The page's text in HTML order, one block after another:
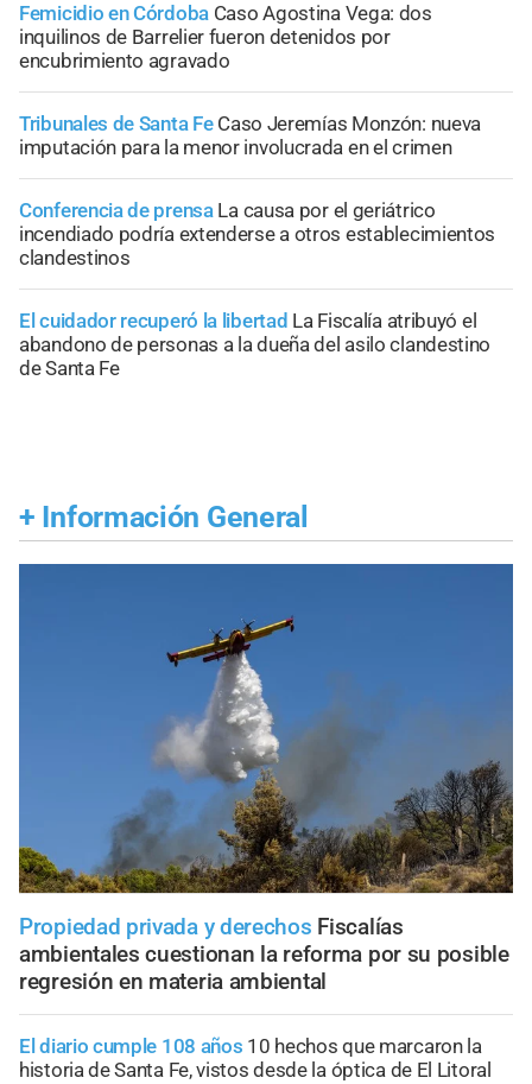
Femicidio en Córdoba Caso Agostina Vega: dos
inquilinos de Barrelier fueron detenidos por
encubrimiento agravado
Tribunales de Santa Fe Caso Jeremías Monzón: nueva
imputación para la menor involucrada en el crimen
Conferencia de prensa La causa por el geriátrico
incendiado podría extenderse a otros establecimientos
clandestinos
El cuidador recuperó la libertad La Fiscalía atribuyó el
abandono de personas a la dueña del asilo clandestino
de Santa Fe
+ Información General
Propiedad privada y derechos Fiscalías
ambientales cuestionan la reforma por su posible
regresión en materia ambiental
El diario cumple 108 años 10 hechos que marcaron la
historia de Santa Fe, vistos desde la óptica de El Litoral